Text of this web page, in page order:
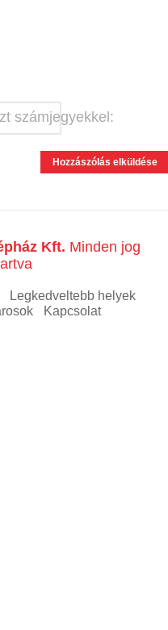
számjegyekkel:
Kft. Minden jog
Legkedveltebb helyek
Kapcsolat